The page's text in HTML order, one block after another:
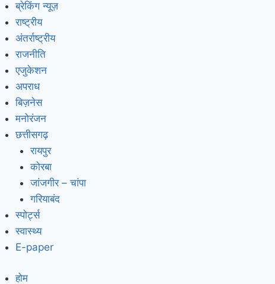
ब्रेकिंग न्यूज़
राष्ट्रीय
अंतर्राष्ट्रीय
राजनीति
एजुकेशन
अपराध
बिज़नेस
मनोरंजन
छत्तीसगढ़
रायपुर
कोरबा
जांजगीर – चांपा
गरियाबंद
स्पोर्ट्स
स्वास्थ्य
E-paper
होम